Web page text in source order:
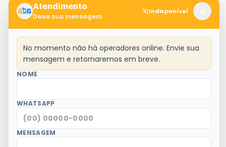
Atendimento
Deixe sua mensagem
Indisponível
No momento não há operadores online. Envie sua
mensagem e retornaremos em breve.
NOME
WHATSAPP
MENSAGEM